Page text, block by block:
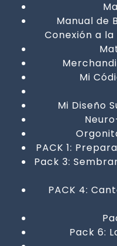
Manual de
Conexión a
Mi
Mi Diseño
PACK 1:
Pack 3:
PACK 4:
Pack 6: